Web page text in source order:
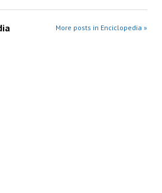
More posts in Enciclopedia »